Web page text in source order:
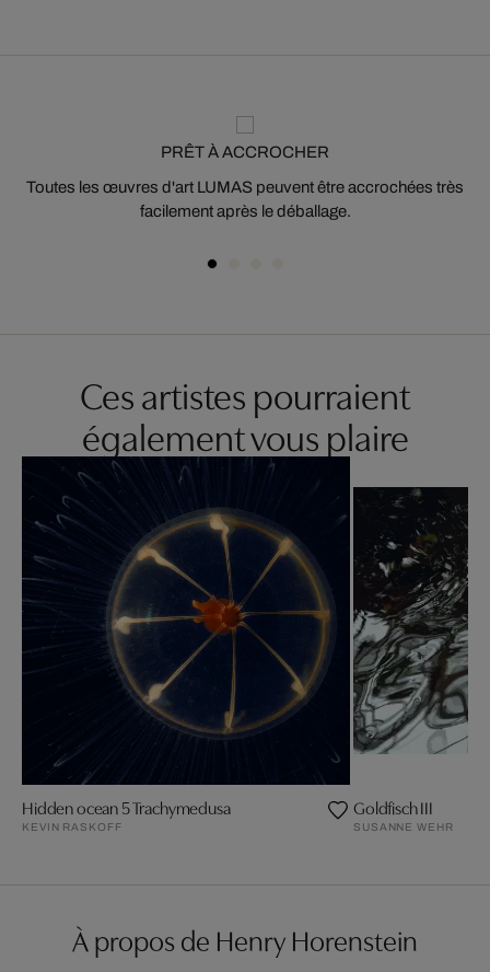
PRÊT À ACCROCHER
Toutes les œuvres d'art LUMAS peuvent être accrochées très
facilement après le déballage.
Ces artistes pourraient
également vous plaire
Hidden ocean 5 Trachymedusa
KEVIN RASKOFF
Goldfisch III
SUSANNE WEHR
À propos de Henry Horenstein